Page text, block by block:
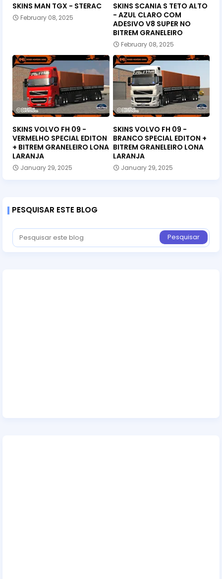
SKINS MAN TGX - STERAC
February 08, 2025
SKINS SCANIA S TETO ALTO
- AZUL CLARO COM
ADESIVO V8 SUPER NO
BITREM GRANELEIRO
February 08, 2025
SKINS VOLVO FH 09 -
VERMELHO SPECIAL EDITON
+ BITREM GRANELEIRO LONA
LARANJA
January 29, 2025
SKINS VOLVO FH 09 -
BRANCO SPECIAL EDITON +
BITREM GRANELEIRO LONA
LARANJA
January 29, 2025
PESQUISAR ESTE BLOG